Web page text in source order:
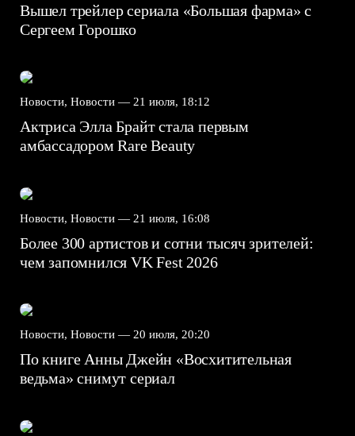
Вышел трейлер сериала «Большая фарма» с
Сергеем Горошко
Новости, Новости — 21 июля, 18:12
Актриса Элла Брайт стала первым
амбассадором Rare Beauty
Новости, Новости — 21 июля, 16:08
Более 300 артистов и сотни тысяч зрителей:
чем запомнился VK Fest 2026
Новости, Новости — 20 июля, 20:20
По книге Анны Джейн «Восхитительная
ведьма» снимут сериал